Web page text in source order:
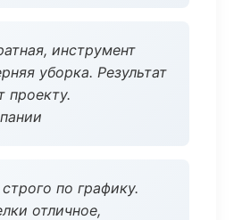
инструмент
уборка. Результат
проекту.
по графику.
отличное,